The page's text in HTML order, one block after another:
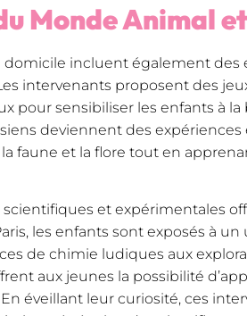
Monde Animal
domicile incluent également des
intervenants proposent des
pour sensibiliser les enfants à la
deviennent des expériences
faune et la flore tout en
scientifiques et expérimentales
les enfants sont exposés à un
de chimie ludiques aux
aux jeunes la possibilité
éveillant leur curiosité, ces